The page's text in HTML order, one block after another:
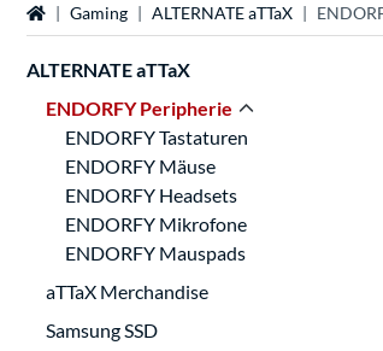
StartseiteGaming ALTERNATE aTTaX
ALTERNATE aTTaX
ENDORFY Peripherie
ENDORFY Tastaturen
ENDORFY Mäuse
ENDORFY Headsets
ENDORFY Mikrofone
ENDORFY Mauspads
aTTaX Merchandise
Samsung SSD